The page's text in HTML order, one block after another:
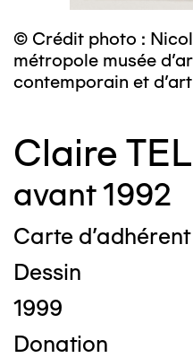
© Crédit photo :
métropole musée
contemporain et
Claire
avant 1992
Carte
Dessin
1999
Donation